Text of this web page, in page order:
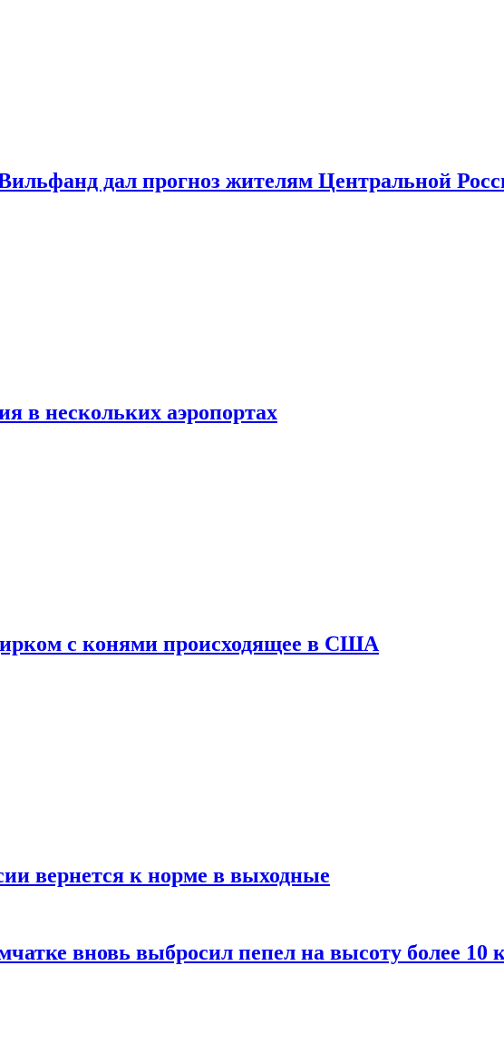
дал прогноз жителям Центральной
в нескольких аэропортах
с конями происходящее в США
вернется к норме в выходные
вновь выбросил пепел на высоту более 10